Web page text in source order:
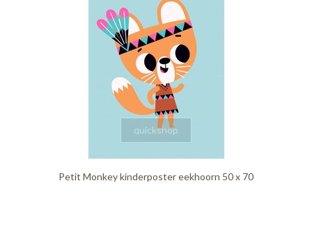
quickshop
Petit Monkey kinderposter eekhoorn 50 x 70